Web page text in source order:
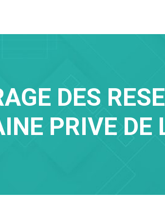
DES
PRIVE DE